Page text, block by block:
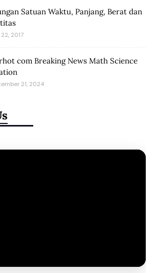
Satuan Waktu, Panjang, Berat dan
2017
com Breaking News Math Science
21, 2024